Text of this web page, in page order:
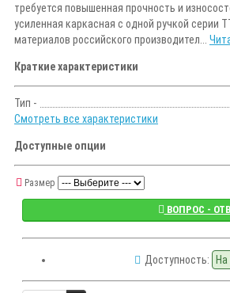
требуется повышенная прочность и
усиленная каркасная с одной ручкой серии
материалов российского производител...
Краткие характеристики
Тип -
Смотреть все характеристики
Доступные опции
Размер
ВОПРОС -
Доступность: